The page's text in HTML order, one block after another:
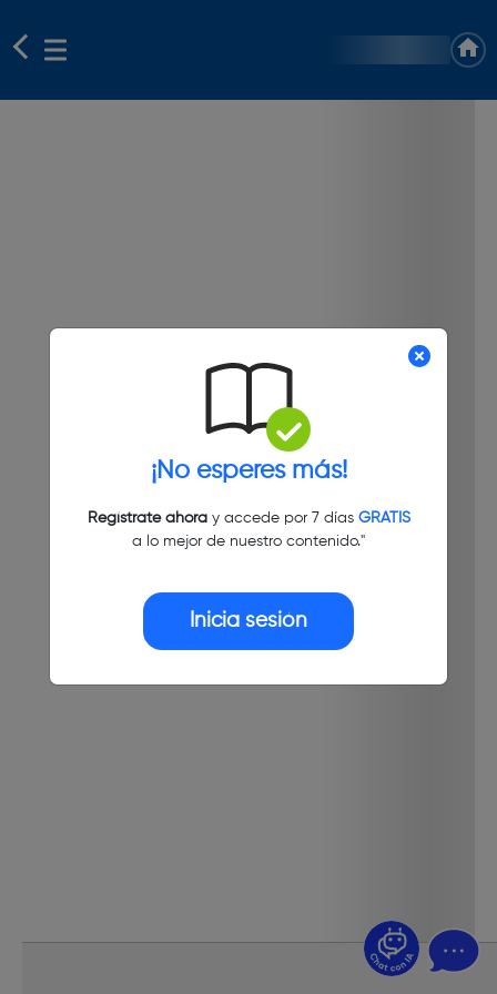
¡No esperes más!
Regístrate ahoray accede por 7 días GRATIS
a lo mejor de nuestro contenido."
Inicia sesión